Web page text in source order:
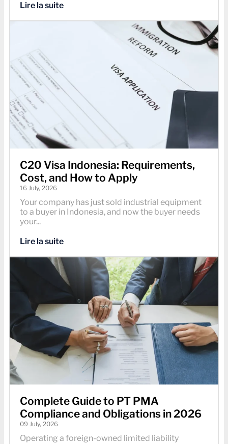
Lire la suite
C20 Visa Indonesia: Requirements,
Cost, and How to Apply
16 July, 2026
Your company has just sold industrial equipment
to a buyer in Indonesia, and now the buyer needs
your...
Lire la suite
Complete Guide to PT PMA
Compliance and Obligations in 2026
09 July, 2026
Operating a foreign-owned limited liability